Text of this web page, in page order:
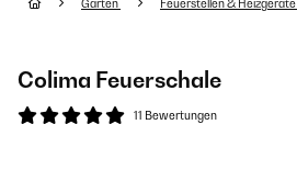
Garten Feuerstellen & Heizgeräte
Colima Feuerschale
11 Bewertungen